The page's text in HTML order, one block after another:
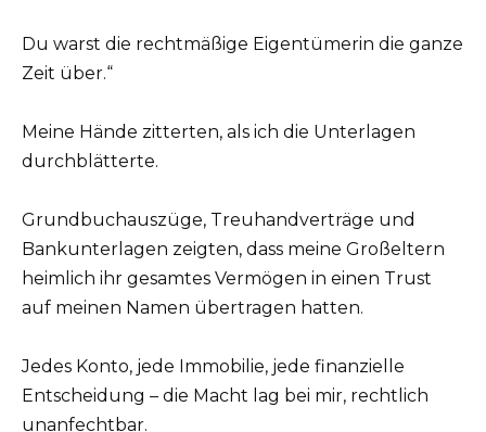
Du warst die rechtmäßige Eigentümerin die ganze
Zeit über.“
Meine Hände zitterten, als ich die Unterlagen
durchblätterte.
Grundbuchauszüge, Treuhandverträge und
Bankunterlagen zeigten, dass meine Großeltern
heimlich ihr gesamtes Vermögen in einen Trust
auf meinen Namen übertragen hatten.
Jedes Konto, jede Immobilie, jede finanzielle
Entscheidung – die Macht lag bei mir, rechtlich
unanfechtbar.